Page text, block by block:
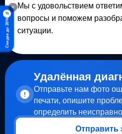
×
%
Скидка до 20%
Мы с удовольствием
вопросы и поможем
ситуации.
Удалённая
Отправьте нам фото
печати, опишите
определить
Отправить